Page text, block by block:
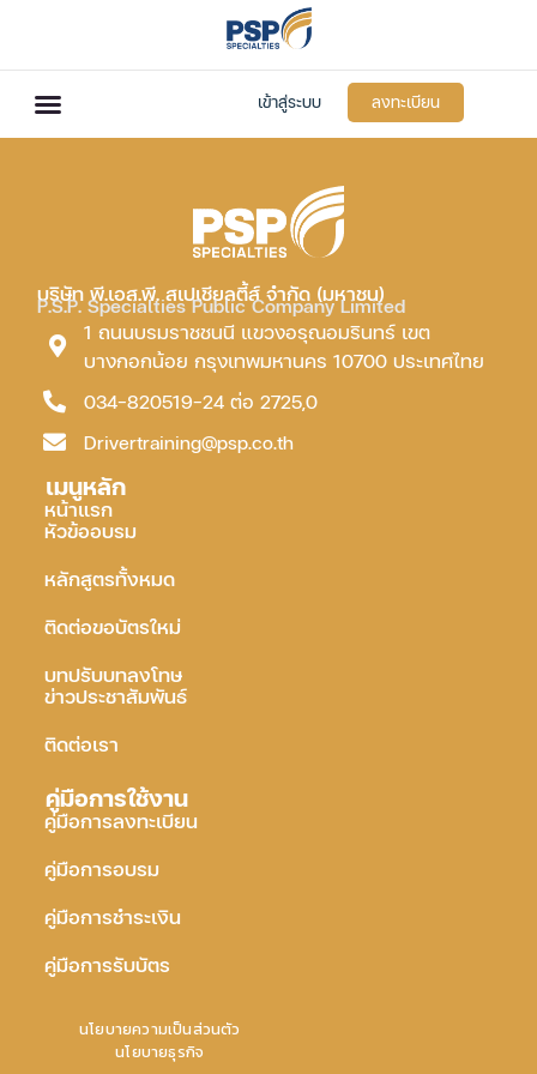
เข้าสู่ระบบ ลงทะเบียน
บริษัท พี.เอส.พี. สเปเชียลตี้ส์ จำกัด (มหาชน)
P.S.P. Specialties Public Company Limited
1 ถนนบรมราชชนนี แขวงอรุณอมรินทร์ เขต
บางกอกน้อย กรุงเทพมหานคร 10700 ประเทศไทย
034-820519-24 ต่อ 2725,0
Drivertraining@psp.co.th
เมนูหลัก
หน้าแรก
หัวข้ออบรม
หลักสูตรทั้งหมด
ติดต่อขอบัตรใหม่
บทปรับบทลงโทษ
ข่าวประชาสัมพันธ์
ติดต่อเรา
คู่มือการใช้งาน
คู่มือการลงทะเบียน
คู่มือการอบรม
คู่มือการชำระเงิน
คู่มือการรับบัตร
นโยบายความเป็นส่วนตัว
นโยบายธุรกิจ